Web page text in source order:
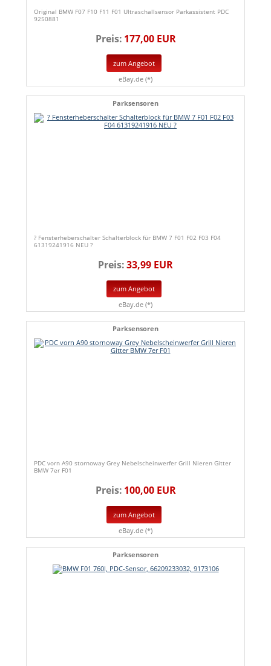
Original BMW F07 F10 F11 F01 Ultraschallsensor Parkassistent PDC
9250881
Preis: 177,00 EUR
zum Angebot
eBay.de (*)
Parksensoren
? Fensterheberschalter Schalterblock für BMW 7 F01 F02 F03 F04
61319241916 NEU ?
Preis:33,99 EUR
zum Angebot
eBay.de (*)
Parksensoren
PDC vorn A90 stornoway Grey Nebelscheinwerfer Grill Nieren Gitter
BMW 7er F01
Preis: 100,00 EUR
zum Angebot
eBay.de (*)
Parksensoren